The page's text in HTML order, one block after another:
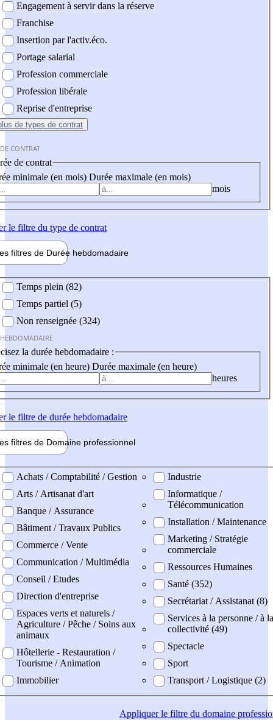
Engagement à servir dans la réserve
Franchise
Insertion par l'activ.éco.
Portage salarial
Profession commerciale
Profession libérale
Reprise d'entreprise
de types de contrat
CONTRAT
de contrat
minimale (en mois) Durée maximale (en mois)
mois
le filtre du type de contrat
filtres de Durée hebdomadaire
Temps plein (82)
Temps partiel (5)
Non renseignée (324)
la durée hebdomadaire :
minimale (en heure) Durée maximale (en heure)
heures
le filtre de durée hebdomadaire
filtres de Domaine professionnel
professionel
Achats / Comptabilité / Gestion
Arts / Artisanat d'art
Banque / Assurance
Bâtiment / Travaux Publics
Commerce / Vente
Communication / Multimédia
Conseil / Etudes
Direction d'entreprise
Espaces verts et naturels /
Agriculture / Pêche / Soins aux
animaux
Hôtellerie - Restauration /
Tourisme / Animation
Immobilier
Industrie
Informatique /
Télécommunication
Installation / Maintenance
Marketing / Stratégie
commerciale
Ressources Humaines
Santé (352)
Secrétariat / Assistanat (8)
Services à la personne / à la
collectivité (49)
Spectacle
Sport
Transport / Logistique (2)
Appliquerle filtre du domaine